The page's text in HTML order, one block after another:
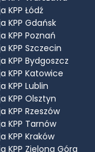
KPP Łódź
KPP Gdańsk
KPP Poznań
KPP Szczecin
KPP Bydgoszcz
KPP Katowice
KPP Lublin
KPP Olsztyn
KPP Rzeszów
KPP Tarnów
KPP Kraków
KPP Zielona Góra